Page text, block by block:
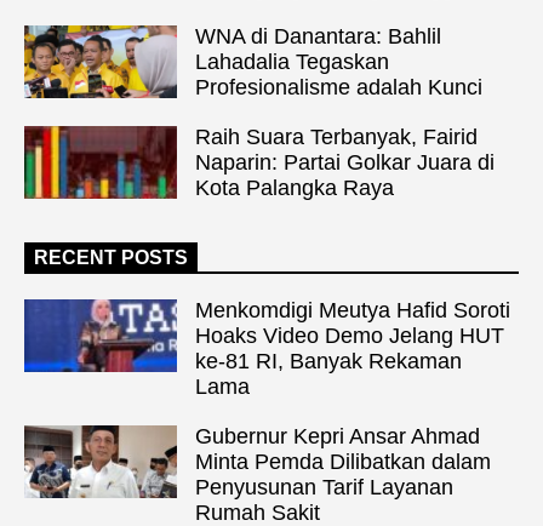
WNA di Danantara: Bahlil
Lahadalia Tegaskan
Profesionalisme adalah Kunci
Raih Suara Terbanyak, Fairid
Naparin: Partai Golkar Juara di
Kota Palangka Raya
RECENT POSTS
Menkomdigi Meutya Hafid Soroti
Hoaks Video Demo Jelang HUT
ke-81 RI, Banyak Rekaman
Lama
Gubernur Kepri Ansar Ahmad
Minta Pemda Dilibatkan dalam
Penyusunan Tarif Layanan
Rumah Sakit